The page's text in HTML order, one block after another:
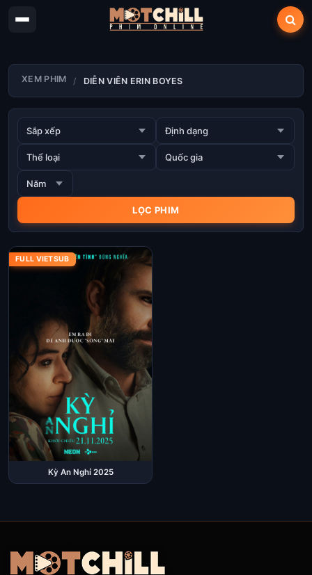
XEM PHIM DIỄN VIÊN ERIN BOYES
FULL VIETSUB
Kỳ An Nghỉ 2025